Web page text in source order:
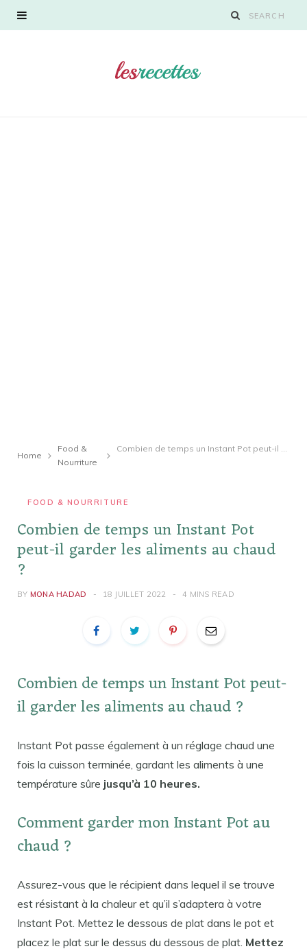
Home
Food &
Nourriture
Combien de temps un Instant Pot peut-il garder les aliments au chaud ?
FOOD & NOURRITURE
Combien de temps un Instant Pot
peut-il garder les aliments au chaud
?
BY MONA HADAD 18 JUILLET 2022 4 MINS READ
Combien de temps un Instant Pot peut-
il garder les aliments au chaud ?
Instant Pot passe également à un réglage chaud une
fois la cuisson terminée, gardant les aliments à une
température sûre jusqu’à 10 heures.
Comment garder mon Instant Pot au
chaud ?
Assurez-vous que le récipient dans lequel il se trouve
est résistant à la chaleur et qu’il s’adaptera à votre
Instant Pot. Mettez le dessous de plat dans le pot et
placez le plat sur le dessus du dessous de plat. Mettez